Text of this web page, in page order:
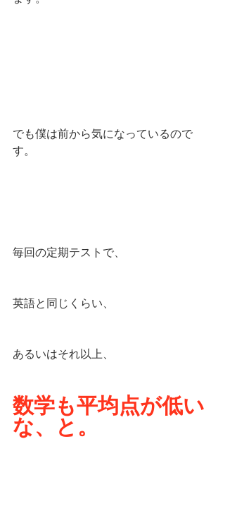
でも僕は前から気になっているので
す。
毎回の定期テストで、
英語と同じくらい、
あるいはそれ以上、
数学も平均点が低い
な、と。